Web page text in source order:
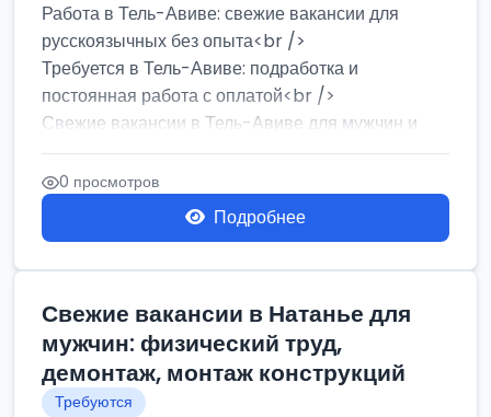
Работа в Тель-Авиве: свежие вакансии для
русскоязычных без опыта<br />
Требуется в Тель-Авиве: подработка и
постоянная работа с оплатой<br />
Свежие вакансии в Тель-Авиве для мужчин и
женщин от хозя...
0 просмотров
Подробнее
Свежие вакансии в Натанье для
мужчин: физический труд,
демонтаж, монтаж конструкций
Требуются